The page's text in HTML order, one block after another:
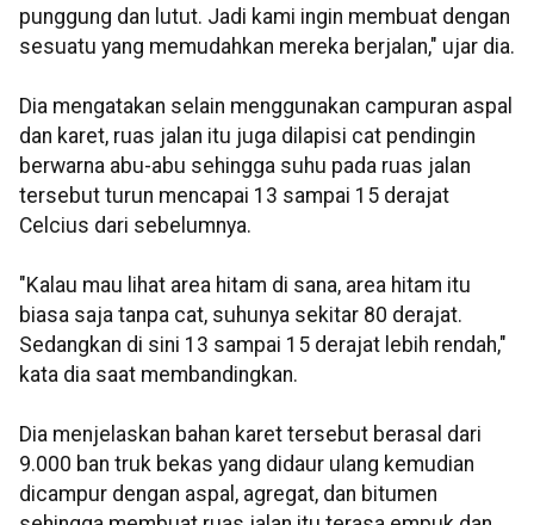
punggung dan lutut. Jadi kami ingin membuat dengan
sesuatu yang memudahkan mereka berjalan," ujar dia.
Dia mengatakan selain menggunakan campuran aspal
dan karet, ruas jalan itu juga dilapisi cat pendingin
berwarna abu-abu sehingga suhu pada ruas jalan
tersebut turun mencapai 13 sampai 15 derajat
Celcius dari sebelumnya.
"Kalau mau lihat area hitam di sana, area hitam itu
biasa saja tanpa cat, suhunya sekitar 80 derajat.
Sedangkan di sini 13 sampai 15 derajat lebih rendah,"
kata dia saat membandingkan.
Dia menjelaskan bahan karet tersebut berasal dari
9.000 ban truk bekas yang didaur ulang kemudian
dicampur dengan aspal, agregat, dan bitumen